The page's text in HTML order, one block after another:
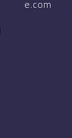
e.com